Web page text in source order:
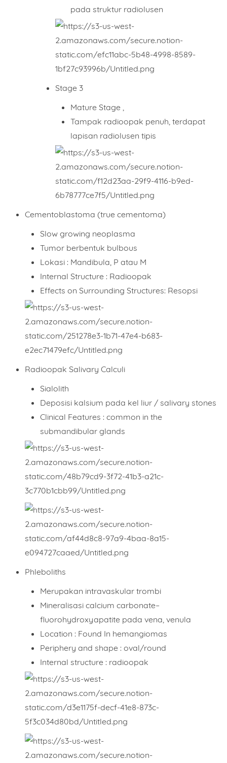
pada struktur radiolusen
Stage 3
Mature Stage ,
Tampak radioopak penuh, terdapat
lapisan radiolusen tipis
Cementoblastoma (true cementoma)
Slow growing neoplasma
Tumor berbentuk bulbous
Lokasi : Mandibula, P atau M
Internal Structure : Radioopak
Effects on Surrounding Structures: Resopsi
Radioopak Salivary Calculi
Sialolith
Deposisi kalsium pada kel liur / salivary stones
Clinical Features : common in the
submandibular glands
Phleboliths
Merupakan intravaskular trombi
Mineralisasicalcium carbonate–
fluorohydroxyapatite pada vena, venula
Location : Found In hemangiomas
Periphery and shape : oval/round
Internal structure : radioopak